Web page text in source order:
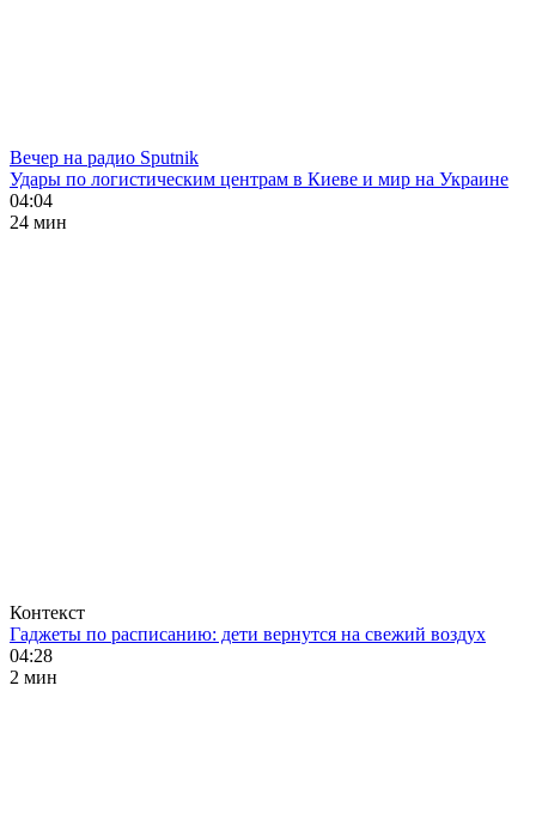
Вечер на радио Sputnik
Удары по логистическим центрам в Киеве и мир на Украине
04:04
24 мин
Контекст
Гаджеты по расписанию: дети вернутся на свежий воздух
04:28
2 мин